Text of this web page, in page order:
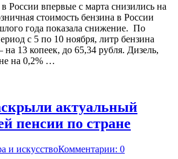
России впервые с марта снизились на
стоимость бензина в России
года показала снижение. По
с 5 по 10 ноября, литр бензина
13 копеек, до 65,34 рубля. Дизель,
на 0,2% …
актуальный
пенсии по стране
и искусствоКомментарии: 0